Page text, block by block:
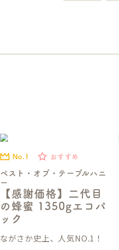
ベスト・オブ・テーブルハニ
ー
【感謝価格】二代目
の蜂蜜 1350gエコパ
ック
No.1 おすすめ
ながさか史上、人気NO.1！